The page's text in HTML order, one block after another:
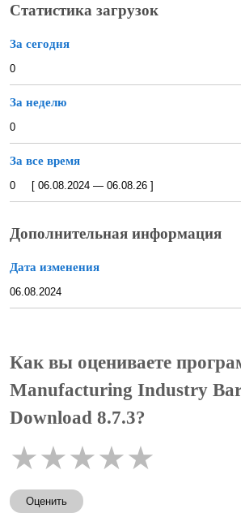
Статистика загрузок
За сегодня
0
За неделю
0
За все время
0 [ 06.08.2024 — 06.08.26 ]
Дополнительная информация
Дата изменения
06.08.2024
Как вы оцениваете
Manufacturing Industry
Download 8.7.3?
★★★★★
Оценить